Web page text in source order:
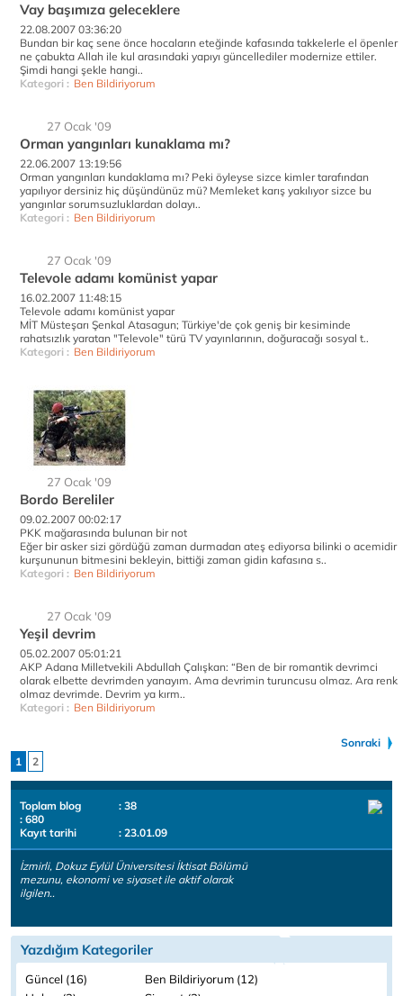
Vay başımıza geleceklere
22.08.2007 03:36:20
Bundan bir kaç sene önce hocaların eteğinde kafasında takkelerle el öpenler
ne çabukta Allah ile kul arasındaki yapıyı güncellediler modernize ettiler.
Şimdi hangi şekle hangi..
Kategori : Ben Bildiriyorum
27 Ocak '09
Orman yangınları kunaklama mı?
22.06.2007 13:19:56
Orman yangınları kundaklama mı? Peki öyleyse sizce kimler tarafından
yapılıyor dersiniz hiç düşündünüz mü? Memleket karış yakılıyor sizce bu
yangınlar sorumsuzluklardan dolayı..
Kategori : Ben Bildiriyorum
27 Ocak '09
Televole adamı komünist yapar
16.02.2007 11:48:15
Televole adamı komünist yapar
MİT Müsteşarı Şenkal Atasagun; Türkiye'de çok geniş bir kesiminde
rahatsızlık yaratan "Televole" türü TV yayınlarının, doğuracağı sosyal t..
Kategori : Ben Bildiriyorum
27 Ocak '09
Bordo Bereliler
09.02.2007 00:02:17
PKK mağarasında bulunan bir not
Eğer bir asker sizi gördüğü zaman durmadan ateş ediyorsa bilinki o acemidir
kurşununun bitmesini bekleyin, bittiği zaman gidin kafasına s..
Kategori : Ben Bildiriyorum
27 Ocak '09
Yeşil devrim
05.02.2007 05:01:21
AKP Adana Milletvekili Abdullah Çalışkan: “Ben de bir romantik devrimci
olarak elbette devrimden yanayım. Ama devrimin turuncusu olmaz. Ara renk
olmaz devrimde. Devrim ya kırm..
Kategori : Ben Bildiriyorum
Sonraki
1
2
Toplam blog
: 38
: 680
Kayıt tarihi
: 23.01.09
İzmirli, Dokuz Eylül Üniversitesi İktisat Bölümü
mezunu, ekonomi ve siyaset ile aktif olarak
ilgilen..
Yazdığım Kategoriler
Güncel (16)
Ben Bildiriyorum (12)